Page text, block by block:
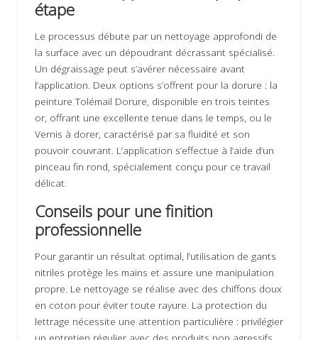
étape
Le processus débute par un nettoyage approfondi de
la surface avec un dépoudrant décrassant spécialisé.
Un dégraissage peut s’avérer nécessaire avant
l’application. Deux options s’offrent pour la dorure : la
peinture Tolémail Dorure, disponible en trois teintes
or, offrant une excellente tenue dans le temps, ou le
Vernis à dorer, caractérisé par sa fluidité et son
pouvoir couvrant. L’application s’effectue à l’aide d’un
pinceau fin rond, spécialement conçu pour ce travail
délicat.
Conseils pour une finition
professionnelle
Pour garantir un résultat optimal, l’utilisation de gants
nitriles protège les mains et assure une manipulation
propre. Le nettoyage se réalise avec des chiffons doux
en coton pour éviter toute rayure. La protection du
lettrage nécessite une attention particulière : privilégier